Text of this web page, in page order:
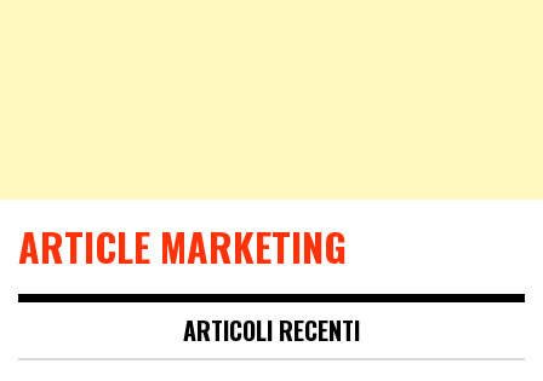
ARTICLE MARKETING
ARTICOLI RECENTI